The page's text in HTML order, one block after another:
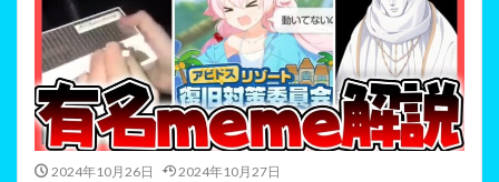
2024年10月26日 2024年10月27日